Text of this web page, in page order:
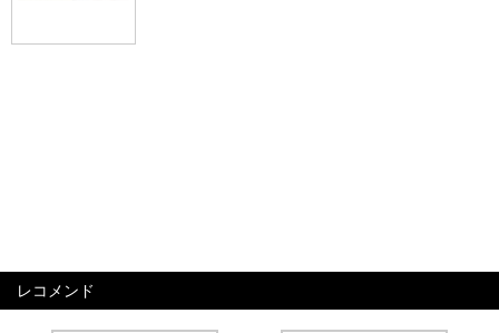
レコメンド